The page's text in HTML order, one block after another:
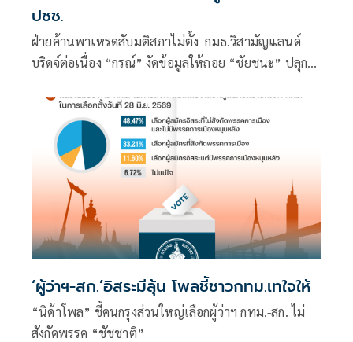
ปชช.
ฝ่ายค้านพาเหรดสับมติสภาไม่ตั้ง กมธ.วิสามัญแลนด์
บริดจ์ต่อเนื่อง “กรณ์” งัดข้อมูลให้ถอย “ชัยชนะ” ปลุก
‘ผู้ว่าฯ-สก.’อิสระมีลุ้น โพลชี้ชาวกทม.เทใจให้
“นิด้าโพล” ชี้คนกรุงส่วนใหญ่เลือกผู้ว่าฯ กทม.-สก. ไม่
สังกัดพรรค “ชัชชาติ”